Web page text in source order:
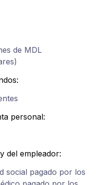
de MDL
:
personal:
del empleador:
social pagado por los